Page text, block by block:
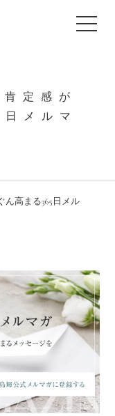
定感が
メルマ
高まる365日メル